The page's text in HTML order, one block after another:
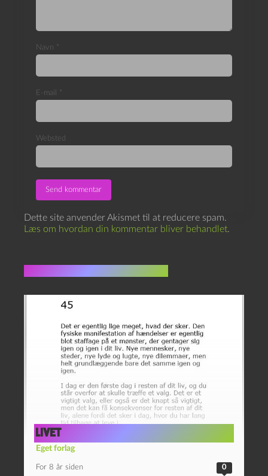
Navn *
E-mail *
Websted
Dette site anvender Akismet til at reducere spam.
Læs om hvordan din kommentar bliver behandlet.
Livet
Eget forlag
For 8 år siden 0